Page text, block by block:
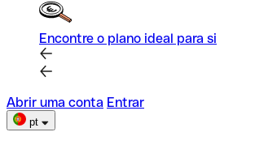
Encontre o plano ideal para si
Abrir uma conta Entrar
pt